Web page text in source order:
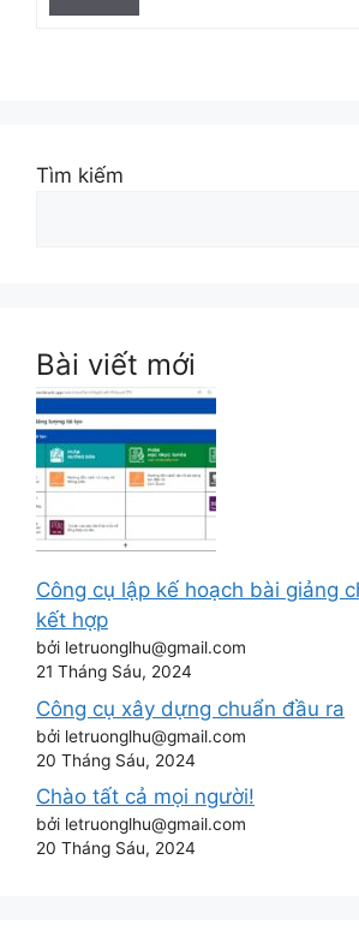
Tìm kiếm
Bài viết mới
Công cụ lập kế hoạch bài giảng
kết hợp
bởi letruonglhu@gmail.com
21 Tháng Sáu, 2024
Công cụ xây dựng chuẩn đầu ra
bởi letruonglhu@gmail.com
20 Tháng Sáu, 2024
Chào tất cả mọi người!
bởi letruonglhu@gmail.com
20 Tháng Sáu, 2024